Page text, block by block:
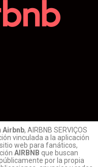
Airbnb, AIRBNB SERVIÇOS
vinculada a la aplicación
web para fanáticos,
AIRBNB que buscan
por la propia